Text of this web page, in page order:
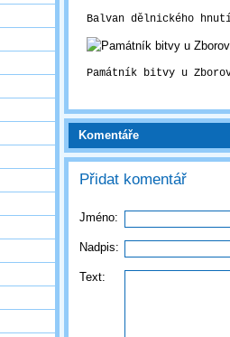
Balvan dělnického
Památník bitvy u
Komentáře
Přidat komentář
Jméno:
Nadpis:
Text: